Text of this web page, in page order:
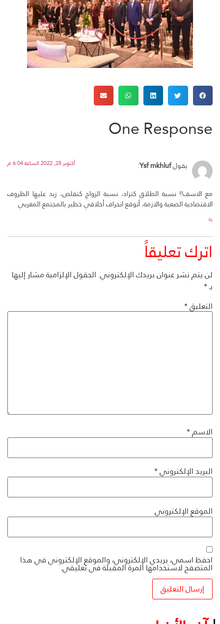
One Response
يقولYsf mkhluf
: أكتوبر 28, 2022 الساعة 6:04 م
مع الاسف!! نسبة الطلاق كتزاد، نسبة الزواج كتقلص، زيد عليها الظروف
الاقتصادية الصعبة والازمة، أتوقع انحراف أخلاقي خطير بالمجتمع المغربي
رد
اترك تعليقاً
لن يتم نشر عنوان بريدك الإلكتروني.الحقول الإلزامية مشار إليها
بـ*
التعليق*
الاسم*
البريد الإلكتروني*
الموقع الإلكتروني
احفظ اسمي، بريدي الإلكتروني، والموقع الإلكتروني في هذا
المتصفح لاستخدامها المرة المقبلة في تعليقي.